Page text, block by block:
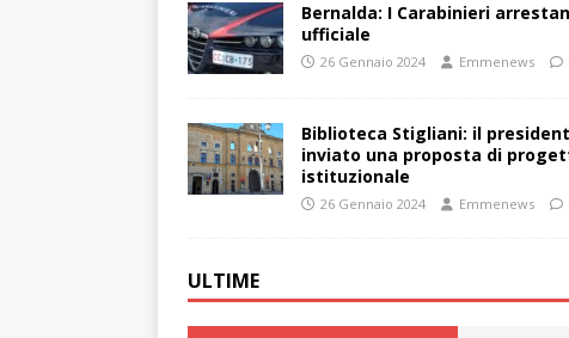
Bernalda: I Carabinieri
ufficiale
26 Gennaio 2024 Emmenews
Biblioteca Stigliani: il
inviato una proposta di
istituzionale
26 Gennaio 2024 Emmenews
ULTIME